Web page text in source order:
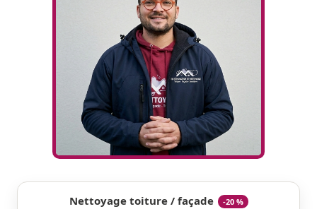
Nettoyage toiture / façade -20 %